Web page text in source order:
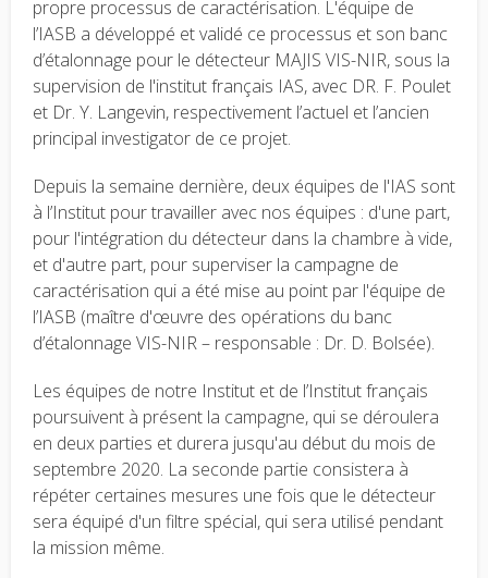
propre processus de caractérisation. L'équipe de
l’IASB a développé et validé ce processus et son banc
d’étalonnage pour le détecteur MAJIS VIS-NIR, sous la
supervision de l'institut français IAS, avec DR. F. Poulet
et Dr. Y. Langevin, respectivement l’actuel et l’ancien
principal investigator de ce projet.
Depuis la semaine dernière, deux équipes de l'IAS sont
à l’Institut pour travailler avec nos équipes : d'une part,
pour l'intégration du détecteur dans la chambre à vide,
et d'autre part, pour superviser la campagne de
caractérisation qui a été mise au point par l'équipe de
l’IASB (maître d'œuvre des opérations du banc
d’étalonnage VIS-NIR – responsable : Dr. D. Bolsée).
Les équipes de notre Institut et de l’Institut français
poursuivent à présent la campagne, qui se déroulera
en deux parties et durera jusqu'au début du mois de
septembre 2020. La seconde partie consistera à
répéter certaines mesures une fois que le détecteur
sera équipé d'un filtre spécial, qui sera utilisé pendant
la mission même.